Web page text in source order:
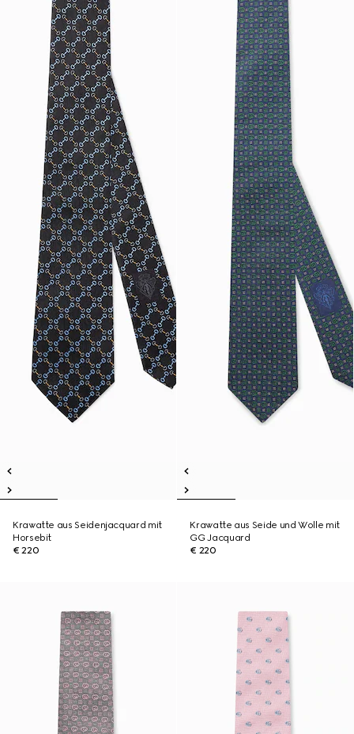
Krawatte aus Seidenjacquard mit
Horsebit
€ 220
Krawatte aus Seide und Wolle mit
GG Jacquard
€ 220